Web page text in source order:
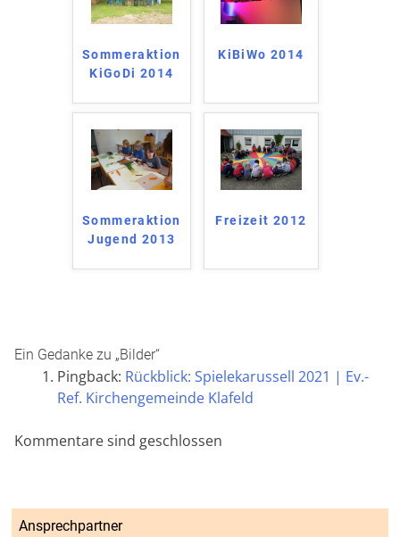
Sommeraktion
KiGoDi 2014
KiBiWo 2014
Sommeraktion
Jugend 2013
Freizeit 2012
Ein Gedanke zu „Bilder“
Pingback: Rückblick: Spielekarussell 2021 | Ev.-
Ref. Kirchengemeinde Klafeld
Kommentare sind geschlossen
Ansprechpartner